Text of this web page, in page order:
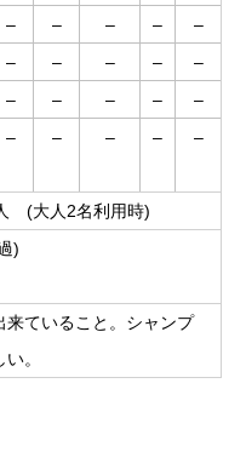
– – – –
–
– – – –
–
– – – –
–
– – – – –
(大人2名利用時)
)
来ていること。シャンプ
。